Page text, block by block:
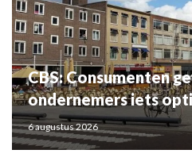
CBS: Consumenten
ondernemers iets
6 augustus 2026